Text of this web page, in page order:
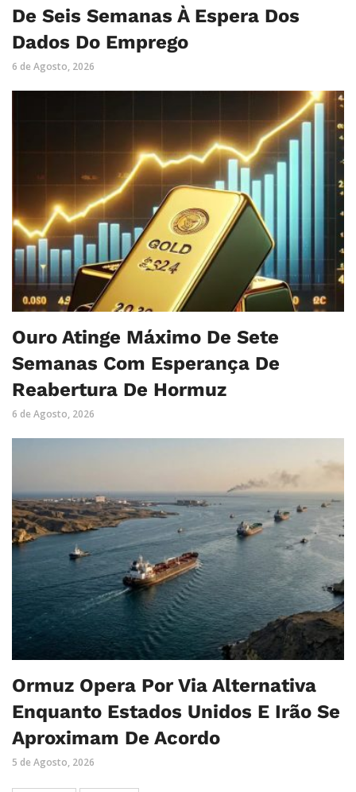
De Seis Semanas À Espera Dos
Dados Do Emprego
6 de Agosto, 2026
Ouro Atinge Máximo De Sete
Semanas Com Esperança De
Reabertura De Hormuz
6 de Agosto, 2026
Ormuz Opera Por Via Alternativa
Enquanto Estados Unidos E Irão Se
Aproximam De Acordo
5 de Agosto, 2026